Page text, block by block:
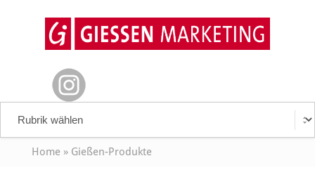
Home» Gießen-Produkte